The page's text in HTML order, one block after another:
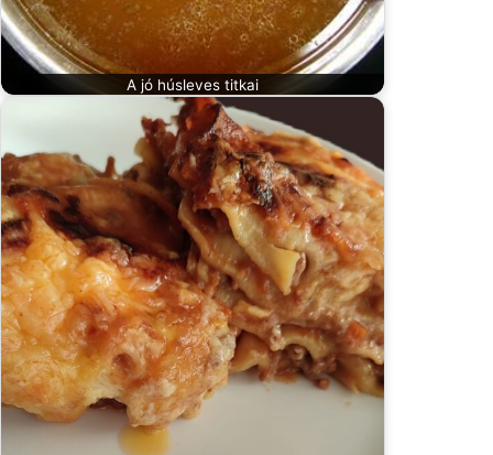
A jó húsleves titkai